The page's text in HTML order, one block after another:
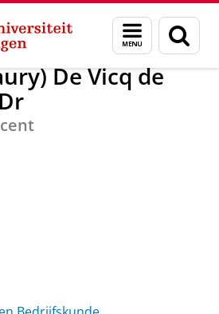
Menu
en
zoeken
(Amaury) De Vicq de Cumptich, Dr
De Vicq de